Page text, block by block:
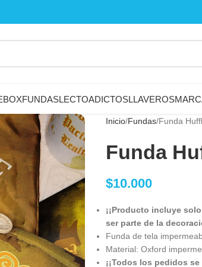
FUNDASLECTOADICTOSLLAVEROS
Inicio Fundas Funda
Funda
$10.000
¡¡Producto incluye
ser parte de la
Funda de tela
Material: Oxford
¡¡Todos los pedidos